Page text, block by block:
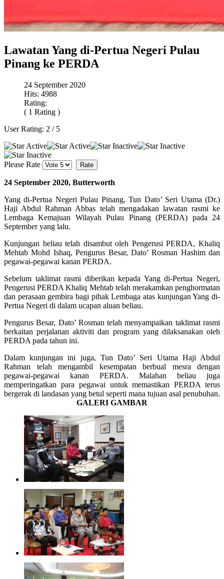
Lawatan Yang di-Pertua Negeri Pulau
Pinang ke PERDA
24 September 2020
Hits: 4988
Rating:
( 1 Rating )
User Rating: 2 / 5
Please Rate
24 September 2020, Butterworth
Yang di-Pertua Negeri Pulau Pinang, Tun Dato’ Seri Utama (Dr.)
Haji Abdul Rahman Abbas telah mengadakan lawatan rasmi ke
Lembaga Kemajuan Wilayah Pulau Pinang (PERDA) pada 24
September yang lalu.
Kunjungan beliau telah disambut oleh Pengerusi PERDA, Khaliq
Mehtab Mohd Ishaq, Pengurus Besar, Dato’ Rosman Hashim dan
pegawai-pegawai kanan PERDA.
Sebelum taklimat rasmi diberikan kepada Yang di-Pertua Negeri,
Pengerusi PERDA Khaliq Mehtab telah merakamkan penghormatan
dan perasaan gembira bagi pihak Lembaga atas kunjungan Yang di-
Pertua Negeri di dalam ucapan aluan beliau.
Pengurus Besar, Dato’ Rosman telah menyampaikan taklimat rasmi
berkaitan perjalanan aktiviti dan program yang dilaksanakan oleh
PERDA pada tahun ini.
Dalam kunjungan ini juga, Tun Dato’ Seri Utama Haji Abdul
Rahman telah mengambil kesempatan berbual mesra dengan
pegawai-pegawai kanan PERDA. Malahan beliau juga
memperingatkan para pegawai untuk memastikan PERDA terus
bergerak di landasan yang betul seperti mana tujuan asal penubuhan.
GALERI GAMBAR